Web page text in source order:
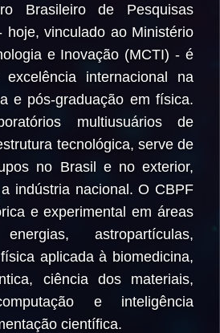
Brasileiro de Pesquisas
hoje, vinculado ao Ministério
e Inovação (MCTI) - é
internacional na
e pós-graduação em física.
multiusuários de
tecnológica, serve de
no Brasil e no exterior,
indústria nacional. O CBPF
e experimental em áreas
astropartículas,
aplicada à biomedicina,
ciência dos materiais,
e inteligência
científica.